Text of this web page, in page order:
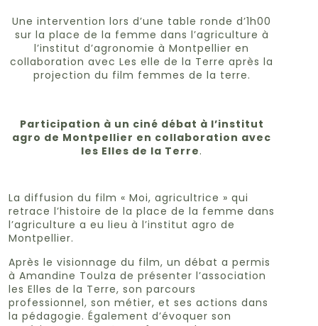
Une intervention lors d’une table ronde d’1h00
sur la place de la femme dans l’agriculture à
l’institut d’agronomie à Montpellier en
collaboration avec Les elle de la Terre après la
projection du film femmes de la terre.
Participation à un ciné débat à l’institut
agro de Montpellier en collaboration avec
les Elles de la Terre.
La diffusion du film « Moi, agricultrice » qui
retrace l’histoire de la place de la femme dans
l’agriculture a eu lieu à l’institut agro de
Montpellier.
Après le visionnage du film, un débat a permis
à Amandine Toulza de présenter l’association
les Elles de la Terre, son parcours
professionnel, son métier, et ses actions dans
la pédagogie. Également d’évoquer son